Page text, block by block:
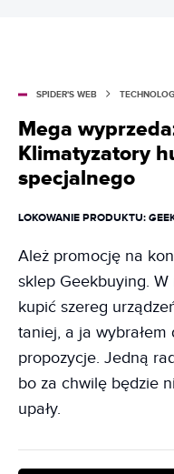
SPIDER'S WEB
Mega
Klimatyzatory
specjalnego
LOKOWANIE PRODUKTU:
Ależ promocję na
sklep Geekbuying.
kupić szereg
taniej, a ja
propozycje. Jedną
bo za chwilę będzie
upały.